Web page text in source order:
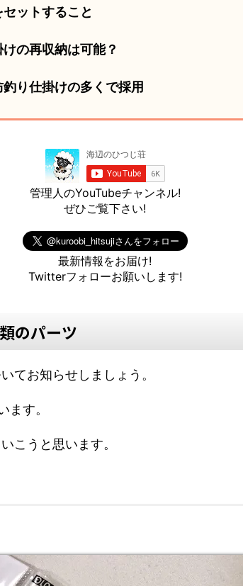
ットすること
の再収納は可能？
り仕掛けの多くで採用
管理人のYouTubeチャンネル!
ぜひご覧下さい!
最新情報をお届け!
Twitterフォローお願いします!
のパーツ
てお知らせしましょう。
ます。
こうと思います。